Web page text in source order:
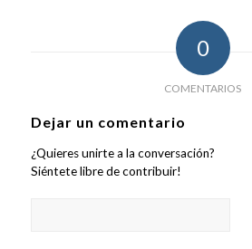
0
COMENTARIOS
Dejar un comentario
¿Quieres unirte a la conversación?
Siéntete libre de contribuir!